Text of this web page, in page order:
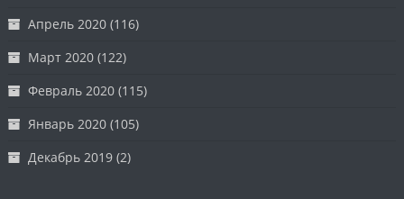
Апрель 2020 (116)
Март 2020 (122)
Февраль 2020 (115)
Январь 2020 (105)
Декабрь 2019 (2)